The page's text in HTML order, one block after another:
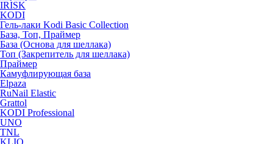
IRISK
KODI
Гель-лаки Kodi Basic Collection
База, Топ, Праймер
База (Основа для шеллака)
Топ (Закрепитель для шеллака)
Праймер
Камуфлирующая база
Elpaza
RuNail Elastic
Grattol
KODI Professional
UNO
TNL
KLIO